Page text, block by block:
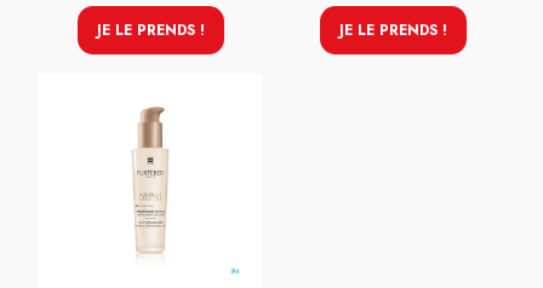
JE LE PRENDS ! JE LE PRENDS !